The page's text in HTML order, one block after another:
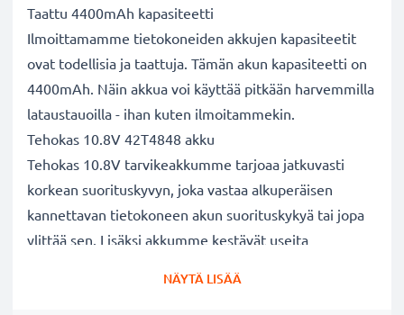
Taattu 4400mAh kapasiteetti
Ilmoittamamme tietokoneiden akkujen kapasiteetit
ovat todellisia ja taattuja. Tämän akun kapasiteetti on
4400mAh. Näin akkua voi käyttää pitkään harvemmilla
lataustauoilla - ihan kuten ilmoitammekin.
Tehokas 10.8V 42T4848 akku
Tehokas 10.8V tarvikeakkumme tarjoaa jatkuvasti
korkean suorituskyvyn, joka vastaa alkuperäisen
kannettavan tietokoneen akun suorituskykyä tai jopa
ylittää sen. Lisäksi akkumme kestävät useita
NÄYTÄ LISÄÄ